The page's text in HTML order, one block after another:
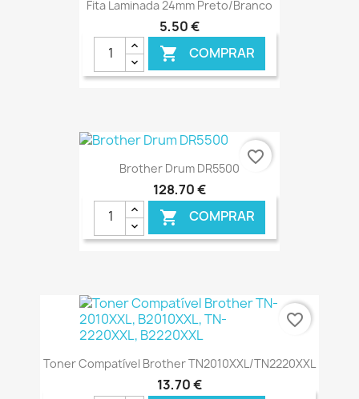
Fita Laminada 24mm Preto/Branco
5,50 €
 COMPRAR
€ ONLINE
Brother Drum DR5500
128,70 €
 COMPRAR
€ ONLINE
favorite_border
Toner Compatível Brother TN2010XXL/TN2220XXL
13,70 €
favorite_border